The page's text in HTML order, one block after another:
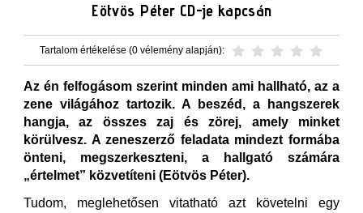
Eötvös Péter CD-je kapcsán
Tartalom értékelése (0 vélemény alapján):
Az én felfogásom szerint minden ami hallható, az a
zene világához tartozik. A beszéd, a hangszerek
hangja, az összes zaj és zörej, amely minket
körülvesz. A zeneszerző feladata mindezt formába
önteni, megszerkeszteni, a hallgató számára
„értelmet” közvetíteni (Eötvös Péter).
Tudom, meglehetősen vitatható azt követelni egy